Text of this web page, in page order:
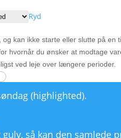
Ryd
kan ikke starte eller slutte på en
hvornår du ønsker at modtage
ved leje over længere perioder.
(highlighted).
så kan den samlede